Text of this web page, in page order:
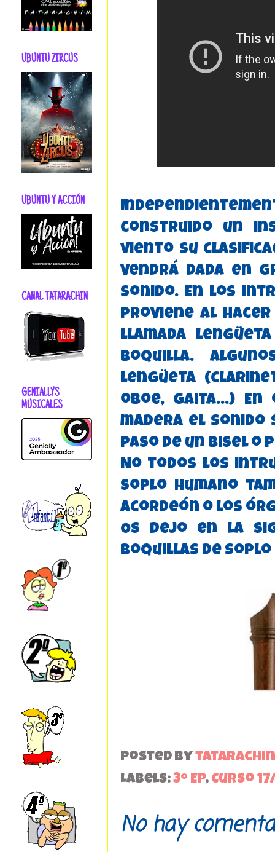
construido un
viento su
vendrá dada en
sonido. En los
proviene al hacer
llamada
boquilla.
lengüeta
oboe, gaita...)
madera el
paso de un bisel
No todos los
soplo humano
acordeón o los
Os dejo en la
boquillas de soplo
Posted by tatarachin
Labels:3º EP, Curso
No hay
UBUNTU ZIRCUS
UBUNTU Y ACCIÓN
CANAL TATARACHIN
GENIALLYS
MUSICALES